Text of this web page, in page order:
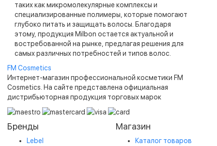
таких как микромолекулярные комплексы и
специализированные полимеры, которые помогают
глубоко питать и защищать волосы. Благодаря
этому, продукция Milbon остается актуальной и
востребованной на рынке, предлагая решения для
самых различных потребностей и типов волос.
FM Cosmetics
Интернет-магазин профессиональной косметики FM
Cosmetics. На сайте представлена официальная
дистрибьюторная продукция торговых марок
Бренды
Lebel
Магазин
Каталог товаров